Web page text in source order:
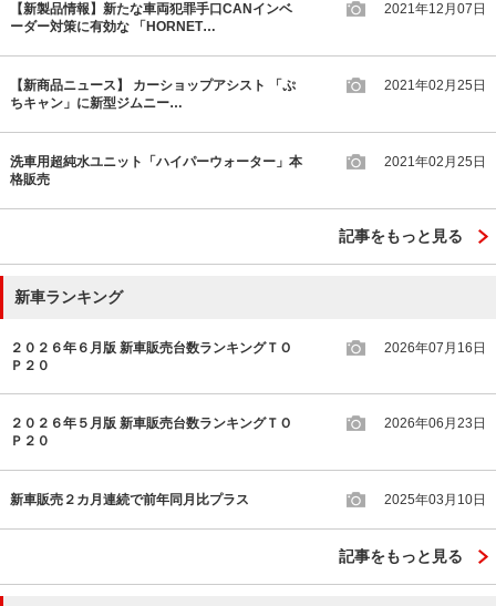
【新製品情報】新たな車両犯罪手口CANインベ
ーダー対策に有効な 「HORNET…
2021年12月07日
【新商品ニュース】 カーショップアシスト 「ぷ
ちキャン」に新型ジムニー…
2021年02月25日
洗車用超純水ユニット「ハイパーウォーター」本
格販売
2021年02月25日
記事をもっと見る
新車ランキング
２０２６年６月版 新車販売台数ランキングＴＯ
Ｐ２０
2026年07月16日
２０２６年５月版 新車販売台数ランキングＴＯ
Ｐ２０
2026年06月23日
新車販売２カ月連続で前年同月比プラス 2025年03月10日
記事をもっと見る